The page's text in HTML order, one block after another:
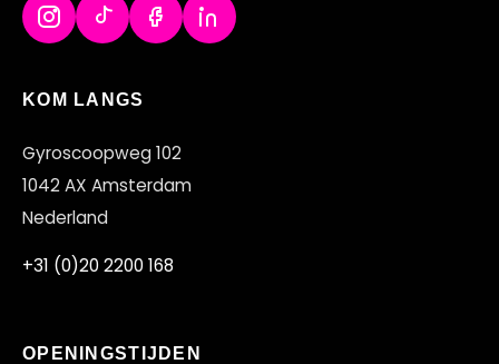
KOM LANGS
Gyroscoopweg 102
1042 AX Amsterdam
Nederland
+31 (0)20 2200 168
OPENINGSTIJDEN